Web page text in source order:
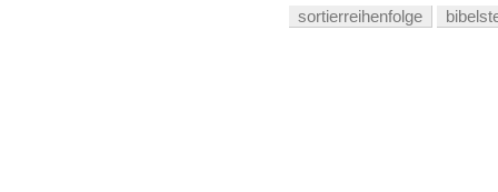
sortierreihenfolge